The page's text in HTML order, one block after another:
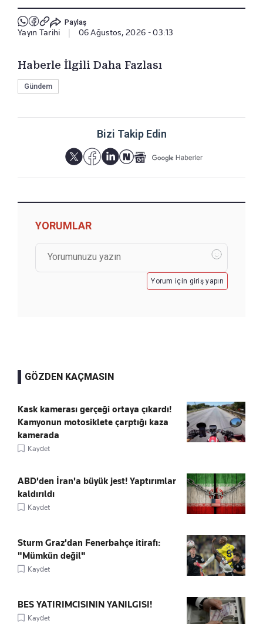
Paylaş
Yayın Tarihi 06 Ağustos, 2026 - 03:13
Haberle İlgili Daha Fazlası
Gündem
Bizi Takip Edin
YORUMLAR
Yorum için giriş yapın
GÖZDEN KAÇMASIN
Kask kamerası gerçeği ortaya çıkardı!
Kamyonun motosiklete çarptığı kaza
kamerada
Kaydet
ABD'den İran'a büyük jest! Yaptırımlar
kaldırıldı
Kaydet
Sturm Graz'dan Fenerbahçe itirafı:
"Mümkün değil"
Kaydet
BES YATIRIMCISININ YANILGISI!
Kaydet